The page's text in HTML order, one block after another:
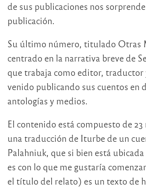
de sus publicaciones nos
publicación.
Su último número, titulado Otras
centrado en la narrativa breve de
que trabaja como editor, traductor
venido publicando sus cuentos en
antologías y medios.
El contenido está compuesto de 23
una traducción de Iturbe de un
Palahniuk, que si bien está
es con lo que me gustaría
el título del relato) es un texto de